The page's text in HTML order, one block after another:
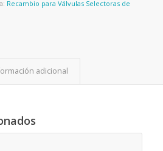
Recambio para Válvulas Selectoras de
adicional